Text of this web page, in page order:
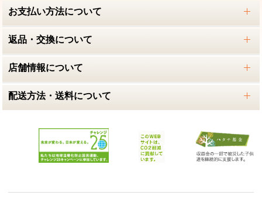
お支払い方法について
返品・交換について
店舗情報について
配送方法・送料について